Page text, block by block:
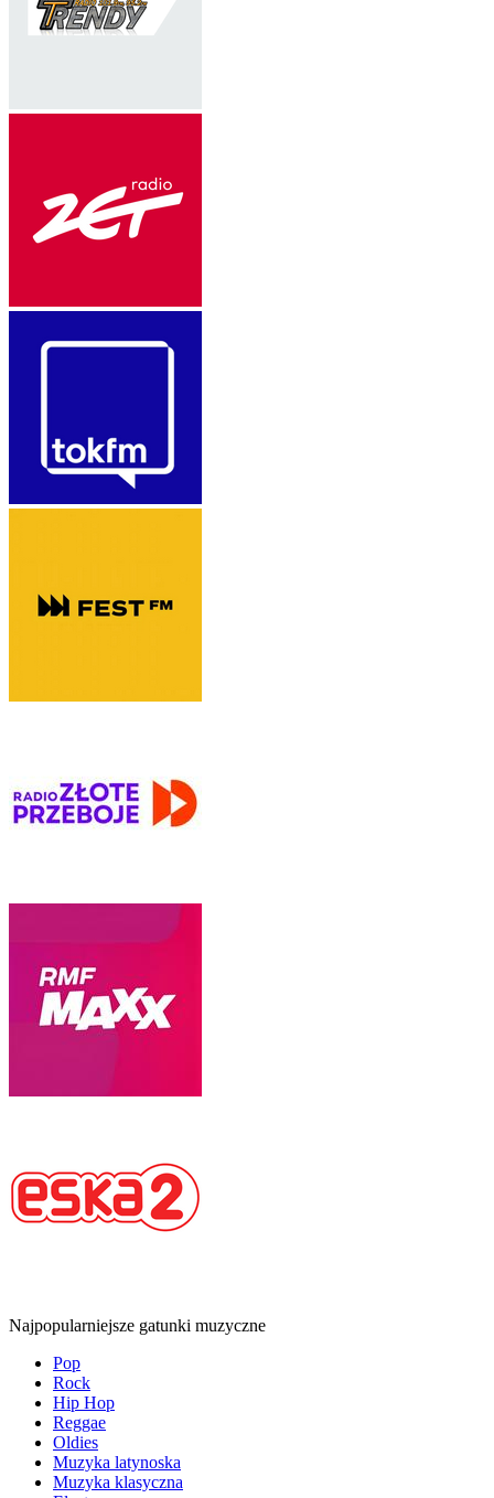
Najpopularniejsze gatunki muzyczne
Pop
Rock
Hip Hop
Reggae
Oldies
Muzyka latynoska
Muzyka klasyczna